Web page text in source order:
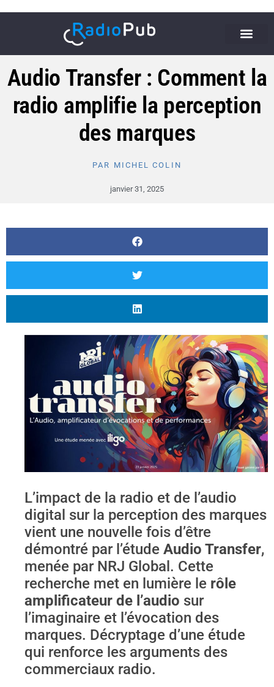
Audio Transfer : Comment la
radio amplifie la perception
des marques
PAR MICHEL COLIN
janvier 31, 2025
L’impact de la radio et de l’audio
digital sur la perception des marques
vient une nouvelle fois d’être
démontré par l’étude Audio Transfer,
menée par NRJ Global. Cette
recherche met en lumière le rôle
amplificateur de l’audio sur
l’imaginaire et l’évocation des
marques. Décryptage d’une étude
qui renforce les arguments des
commerciaux radio.